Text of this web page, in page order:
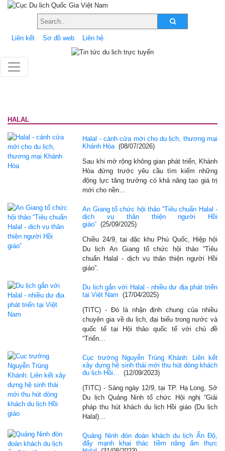
Liên kết Sơ đồ web Liên hệ
HALAL
Halal - cánh cửa mới cho du lịch, thương mại
Khánh Hòa (08/07/2026)
Sau khi mở rộng không gian phát triển, Khánh
Hòa đứng trước yêu cầu tìm kiếm những
động lực tăng trưởng có khả năng tạo giá trị
mới cho nền…
An Giang tổ chức hội thảo “Tiêu chuẩn Halal -
dịch vụ thân thiện người Hồi
giáo” (25/09/2025)
Chiều 24/9, tại đặc khu Phú Quốc, Hiệp hội
Du lịch An Giang tổ chức hội thảo “Tiêu
chuẩn Halal - dịch vụ thân thiện người Hồi
giáo”.
Du lịch gắn với Halal - nhiều dư địa phát triển
tại Việt Nam
(17/04/2025)
(TITC) - Đó là nhận định chung của nhiều
chuyên gia về du lịch, đại biểu trong nước và
quốc tế tại Hội thảo quốc tế với chủ đề
“Triển…
Cục trưởng Nguyễn Trùng Khánh: Liên kết
xây dựng hệ sinh thái mới thu hút dòng khách
du lịch Hồi…
(12/09/2023)
(TITC) - Sáng ngày 12/9, tại TP. Hạ Long, Sở
Du lịch Quảng Ninh tổ chức Hội nghị “Giải
pháp thu hút khách du lịch Hồi giáo (Du lịch
Halal)…
Quảng Ninh đón đoàn khách du lịch Ấn Độ,
đẩy mạnh khai thác tiềm năng ẩm thực